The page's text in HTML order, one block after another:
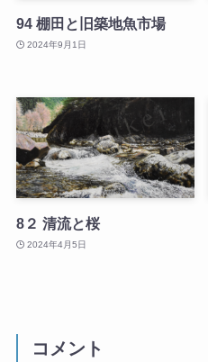
94 棚田と旧築地魚市場
2024年9月1日
8２ 清流と桜
2024年4月5日
コメント